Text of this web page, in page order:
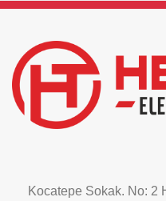
field
left
blank
Kocatepe Sokak. No: 2